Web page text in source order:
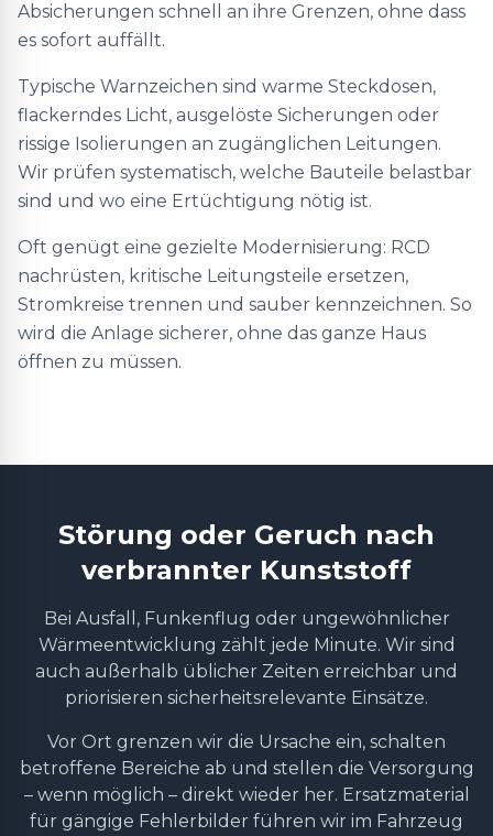
Absicherungen schnell an ihre Grenzen, ohne dass
es sofort auffällt.
Typische Warnzeichen sind warme Steckdosen,
flackerndes Licht, ausgelöste Sicherungen oder
rissige Isolierungen an zugänglichen Leitungen.
Wir prüfen systematisch, welche Bauteile belastbar
sind und wo eine Ertüchtigung nötig ist.
Oft genügt eine gezielte Modernisierung: RCD
nachrüsten, kritische Leitungsteile ersetzen,
Stromkreise trennen und sauber kennzeichnen. So
wird die Anlage sicherer, ohne das ganze Haus
öffnen zu müssen.
Störung oder Geruch nach
verbrannter Kunststoff
Bei Ausfall, Funkenflug oder ungewöhnlicher
Wärmeentwicklung zählt jede Minute. Wir sind
auch außerhalb üblicher Zeiten erreichbar und
priorisieren sicherheitsrelevante Einsätze.
Vor Ort grenzen wir die Ursache ein, schalten
betroffene Bereiche ab und stellen die Versorgung
– wenn möglich – direkt wieder her. Ersatzmaterial
für gängige Fehlerbilder führen wir im Fahrzeug